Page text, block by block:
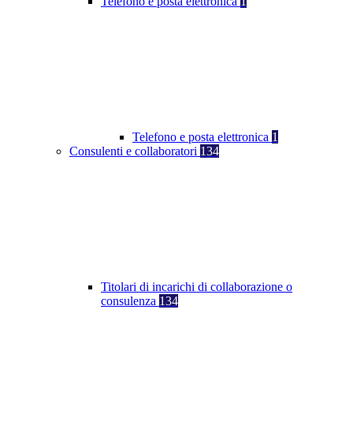
Telefono e posta elettronica 1
Consulenti e collaboratori 134
Titolari di incarichi di collaborazione o
consulenza 134